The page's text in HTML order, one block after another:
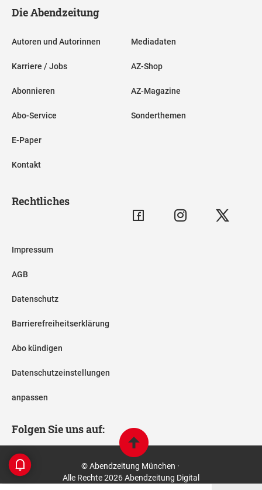
Die Abendzeitung
Autoren und Autorinnen
Karriere / Jobs
Abonnieren
Abo-Service
E-Paper
Kontakt
Mediadaten
AZ-Shop
AZ-Magazine
Sonderthemen
Rechtliches
Impressum
AGB
Datenschutz
Barrierefreiheitserklärung
Abo kündigen
Datenschutzeinstellungen
anpassen
Folgen Sie uns auf:
© Abendzeitung München ·
Alle Rechte 2026 Abendzeitung Digital